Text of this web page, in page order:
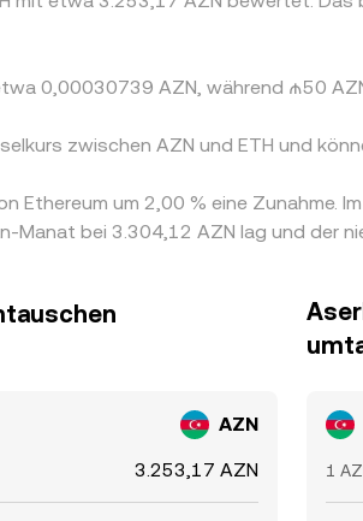
0,00030739 AZN, während ₼50
zwischen AZN und ETH und
Ethereum um 2,00 % eine
Manat bei 3.304,12 AZN lag und der
AZN
3.253,17 AZN 1